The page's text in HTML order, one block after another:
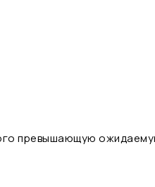
превышающую